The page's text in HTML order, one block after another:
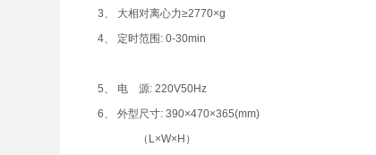
3、 大相对离心力≥2770×g
4、 定时范围: 0-30min
5、 电 源: 220V50Hz
6、 外型尺寸: 390×470×365(mm)
（L×W×H）